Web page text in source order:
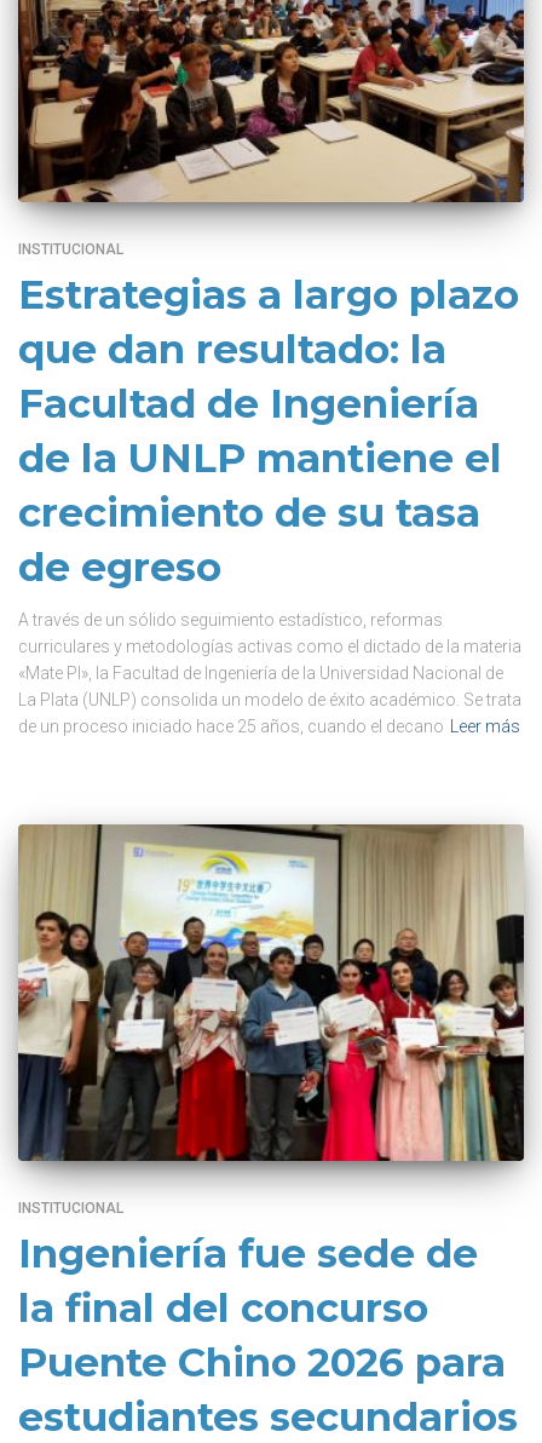
INSTITUCIONAL
Estrategias a largo plazo
que dan resultado: la
Facultad de Ingeniería
de la UNLP mantiene el
crecimiento de su tasa
de egreso
A través de un sólido seguimiento estadístico, reformas
curriculares y metodologías activas como el dictado de la materia
«Mate PI», la Facultad de Ingeniería de la Universidad Nacional de
La Plata (UNLP) consolida un modelo de éxito académico. Se trata
de un proceso iniciado hace 25 años, cuando el decano
Leer más
INSTITUCIONAL
Ingeniería fue sede de
la final del concurso
Puente Chino 2026 para
estudiantes secundarios